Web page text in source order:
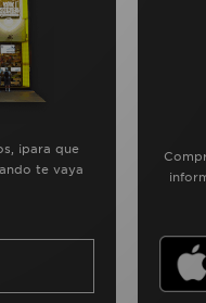
¡para que
te vaya